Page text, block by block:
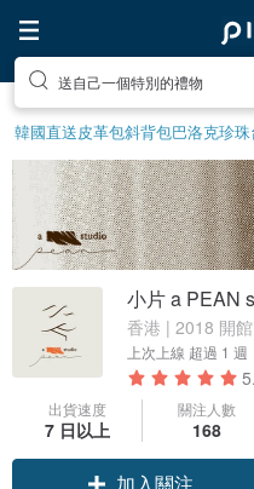
送自己一個特別的禮物
韓國直送皮革包斜背包巴洛克珍珠
小片 a PEAN
香港 | 2018 開館
上次上線 超過 1 週
出貨速度
7 日以上
關注人數
168